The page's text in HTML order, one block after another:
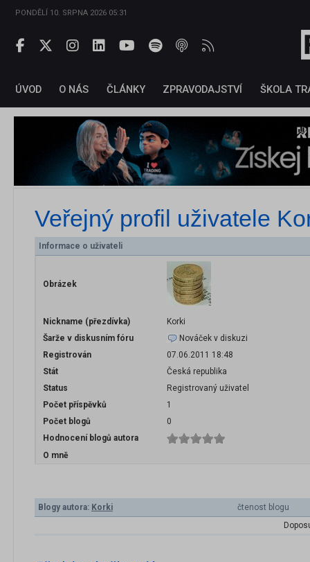
PONDĚLÍ 10. SRPNA 2026 05:31
ÚVOD O NÁS ČLÁNKY ZPRAVODAJSTVÍ ŠKOLA
Veřejný profil uživatele
Informace o uživateli
Obrázek
Nickname (přezdívka)
Korki
Šarže v diskusním fóru
Nováček v diskuzi
Registrován
07.06.2011 18:48
Stát
Česká republika
Status
Registrovaný uživatel
Počet příspěvků
1
Počet blogů
0
Hodnocení blogů autora
O mně
Blogy autora: Korki
čtenost blogu